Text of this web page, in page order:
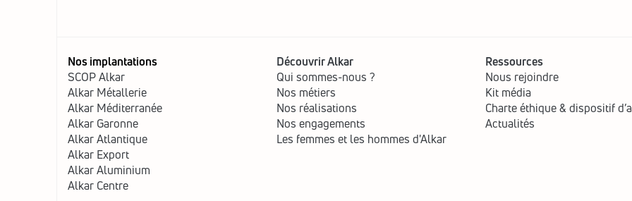
Nos implantations
SCOP Alkar
Alkar Métallerie
Alkar Méditerranée
Alkar Garonne
Alkar Atlantique
Alkar Export
Alkar Aluminium
Alkar Centre
Découvrir Alkar
Qui sommes-nous ?
Nos métiers
Nos réalisations
Nos engagements
Les femmes et les hommes d'Alkar
Ressources
Nous rejoindre
Kit média
Charte éthique & dispositif
Actualités